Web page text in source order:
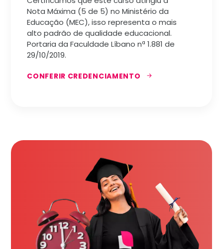
Nota Máxima (5 de 5) no Ministério da
Educação (MEC), isso representa o mais
alto padrão de qualidade educacional.
Portaria da Faculdade Líbano nª 1.881 de
29/10/2019.
CONFERIR CREDENCIAMENTO